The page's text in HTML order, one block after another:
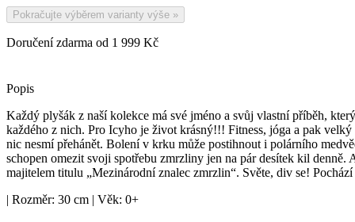
Popis
Každý plyšák z naší kolekce má své jméno a svůj vlastní příběh,
každého z nich. Pro Icyho je život krásný!!! Fitness, jóga a pak
nic nesmí přehánět. Bolení v krku může postihnout i polárního
schopen omezit svoji spotřebu zmrzliny jen na pár desítek kil denně.
majitelem titulu „Mezinárodní znalec zmrzlin“. Světe, div se!
| Rozměr: 30 cm | Věk: 0+
Pokračujte výběrem varianty výše »
Doručení zdarma od 1 999 Kč